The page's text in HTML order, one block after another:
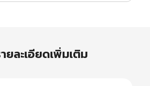
ยละเอียดเพิ่มเติม